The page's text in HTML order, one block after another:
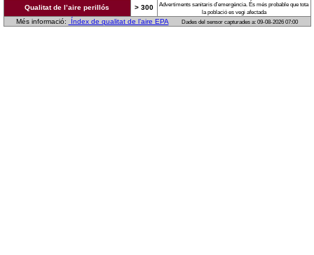
Qualitat de l’aire perillós > 300
Advertiments sanitaris d’emergència. És més probable que tota
la població es vegi afectada
Més informació: Índex de qualitat de l’aire EPA Dades del sensor capturades a: 09-08-2026 07:00